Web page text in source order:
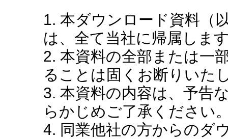
1. 本ダウンロード資料（
は、全て当社に帰属しま
2. 本資料の全部または一
ることは固くお断りいた
3. 本資料の内容は、予告
らかじめご了承ください
4. 同業他社の方からのダ